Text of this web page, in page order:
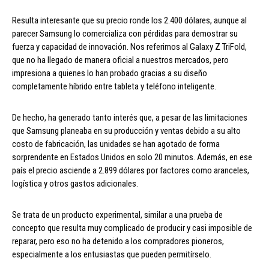
Resulta interesante que su precio ronde los 2.400 dólares, aunque al
parecer Samsung lo comercializa con pérdidas para demostrar su
fuerza y capacidad de innovación. Nos referimos al Galaxy Z TriFold,
que no ha llegado de manera oficial a nuestros mercados, pero
impresiona a quienes lo han probado gracias a su diseño
completamente híbrido entre tableta y teléfono inteligente.
De hecho, ha generado tanto interés que, a pesar de las limitaciones
que Samsung planeaba en su producción y ventas debido a su alto
costo de fabricación, las unidades se han agotado de forma
sorprendente en Estados Unidos en solo 20 minutos. Además, en ese
país el precio asciende a 2.899 dólares por factores como aranceles,
logística y otros gastos adicionales.
Se trata de un producto experimental, similar a una prueba de
concepto que resulta muy complicado de producir y casi imposible de
reparar, pero eso no ha detenido a los compradores pioneros,
especialmente a los entusiastas que pueden permitírselo.